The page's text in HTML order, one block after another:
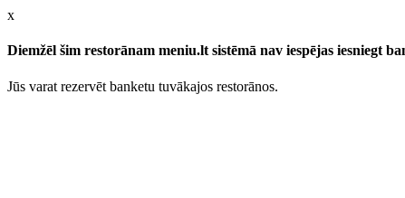
x
Diemžēl šim restorānam meniu.lt sistēmā nav iespējas iesniegt
Jūs varat rezervēt banketu tuvākajos restorānos.